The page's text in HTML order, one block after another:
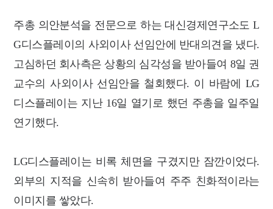
주총 의안분석을 전문으로 하는 대신경제연구소도 L
G디스플레이의 사외이사 선임안에 반대의견을 냈다.
고심하던 회사측은 상황의 심각성을 받아들여 8일 권
교수의 사외이사 선임안을 철회했다. 이 바람에 LG
디스플레이는 지난 16일 열기로 했던 주총을 일주일
연기했다.
LG디스플레이는 비록 체면을 구겼지만 잠깐이었다.
외부의 지적을 신속히 받아들여 주주 친화적이라는
이미지를 쌓았다.